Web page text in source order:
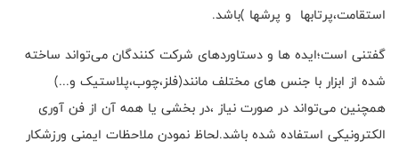
استقامت،پرتابها و پرشها )باشد.
گفتنی است؛ایده ها و دستاوردهای شرکت کنندگان می‌تواند ساخته
شده از ابزار با جنس های مختلف مانند(فلز،چوب،پلاستیک و...)
همچنین می‌تواند در صورت نیاز ،در بخشی یا همه آن از فن آوری
الکترونیکی استفاده شده باشد.لحاظ نمودن ملاحظات ایمنی ورزشکار